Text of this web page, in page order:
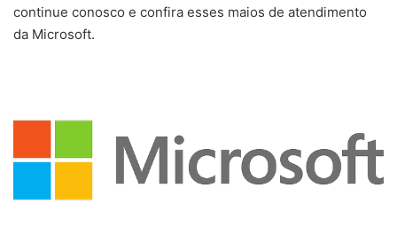
continue conosco e confira esses maios de atendimento
da Microsoft.